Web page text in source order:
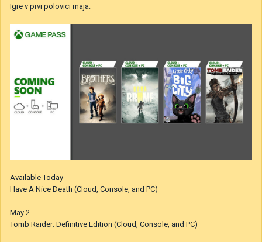
Igre v prvi polovici maja:
Available Today
Have A Nice Death (Cloud, Console, and PC)
May 2
Tomb Raider: Definitive Edition (Cloud, Console, and PC)